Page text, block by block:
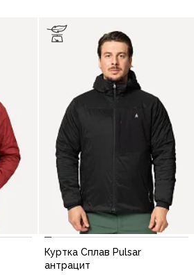
Куртка Сплав Pulsar
антрацит